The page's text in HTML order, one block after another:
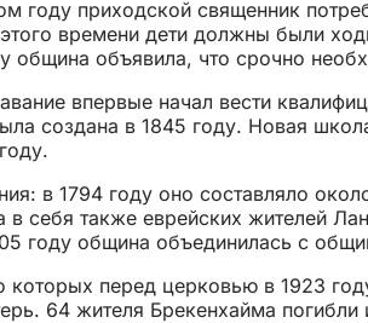
приходской священник
времени дети должны были
община объявила, что срочно
впервые начал вести
создана в 1845 году. Новая
в 1794 году оно составляло
себя также еврейских жителей
году община объединилась с
которых перед церковью в 1923
64 жителя Брекенхайма погибли